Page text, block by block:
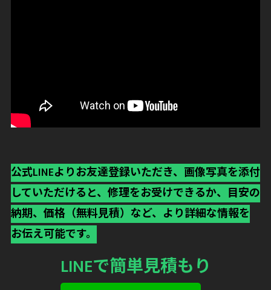
公式LINEよりお友達登録いただき、画像写真を添付
していただけると、修理をお受けできるか、目安の
納期、価格（無料見積）など、より詳細な情報を
お伝え可能です。
LINEで簡単見積もり